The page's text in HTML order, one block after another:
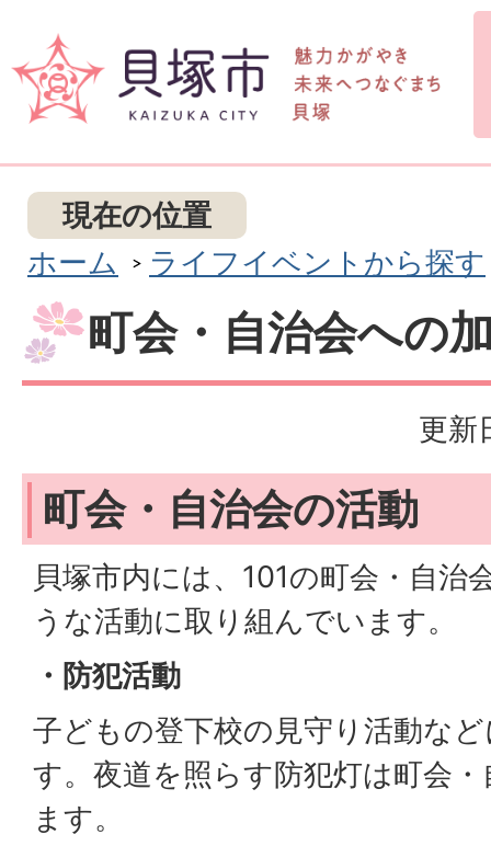
現在の位置
ホーム
ライフイベントから探す
町会・自治会への
更新
町会・自治会の活動
貝塚市内には、101の町会・自治
うな活動に取り組んでいます。
・防犯活動
子どもの登下校の見守り活動な
す。夜道を照らす防犯灯は町会
ます。